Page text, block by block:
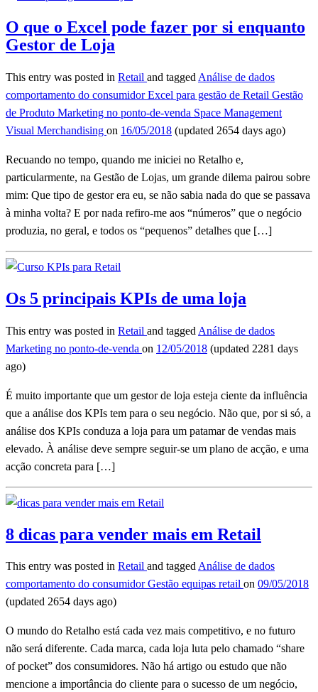
O que o Excel pode fazer por si enquanto
Gestor de Loja
This entry was posted in Retail and tagged Análise de dados
comportamento do consumidorExcel para gestão de Retail Gestão
de Produto Marketing no ponto-de-venda Space Management
Visual Merchandising on 16/05/2018 (updated 2654 days ago)
Recuando no tempo, quando me iniciei no Retalho e,
particularmente, na Gestão de Lojas, um grande dilema pairou sobre
mim: Que tipo de gestor era eu, se não sabia nada do que se passava
à minha volta? E por nada refiro-me aos “números” que o negócio
produzia, no geral, e todos os “pequenos” detalhes que […]
Os 5 principais KPIs de uma loja
This entry was posted in Retail and tagged Análise de dados
Marketing no ponto-de-venda on 12/05/2018 (updated 2281 days
ago)
É muito importante que um gestor de loja esteja ciente da influência
que a análise dos KPIs tem para o seu negócio. Não que, por si só, a
análise dos KPIs conduza a loja para um patamar de vendas mais
elevado. À análise deve sempre seguir-se um plano de acção, e uma
acção concreta para […]
8 dicas para vender mais em Retail
This entry was posted in Retail and taggedAnálise de dados
comportamento do consumidorGestão equipas retail on 09/05/2018
(updated 2654 days ago)
O mundo do Retalho está cada vez mais competitivo, e no futuro
não será diferente. Cada marca, cada loja luta pelo chamado “share
of pocket” dos consumidores. Não há artigo ou estudo que não
mencione a importância do cliente para o sucesso de um negócio,